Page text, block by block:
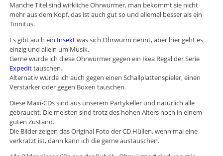
Manche Titel sind wirkliche Ohrwürmer, man bekommt sie nicht
mehr aus dem Kopf, das ist auch gut so und allemal besser als ein
Tinnitus.
Es gibt auch ein Insektwas sich Ohrwurm nennt, aber hier geht es
einzig und allein um Musik.
Gerne würde ich diese Ohrwürmer gegen ein Ikea Regal der Serie
Expedittauschen.
Alternativ würde ich auch gegen einen Schallplattenspieler, einen
Verstärker oder gegen Boxen tauschen.
Diese Maxi-CDs sind aus unserem Partykeller und natürlich alle
gebraucht. Die meisten sind trotz des hohen Alters noch in einem
guten Zustand.
Die Bilder zeigen das Original Foto der CD Hüllen, wenn mal eine
verkratzt ist, dann kann ich die gerne austauschen.